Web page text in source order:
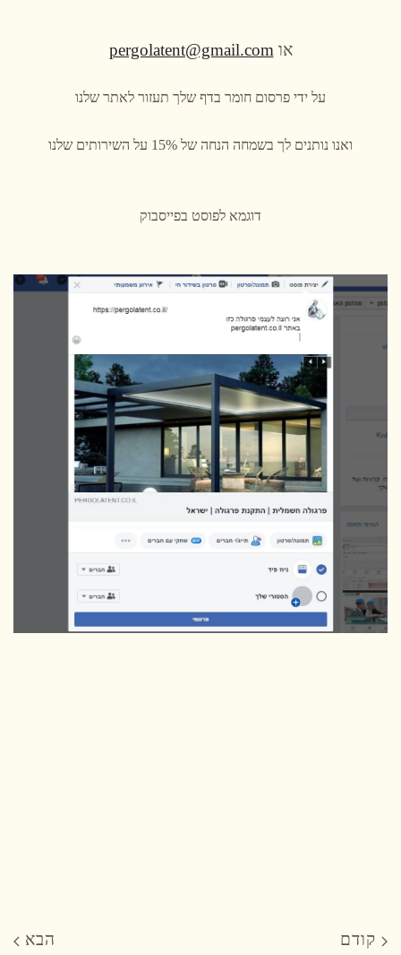
או pergolatent@gmail.com
על ידי פרסום חומר בדף שלך תעזור לאתר שלנו
ואנו נותנים לך בשמחה הנחה של 15% על השירותים שלנו
דוגמא לפוסט בפייסבוק
קודם הבא